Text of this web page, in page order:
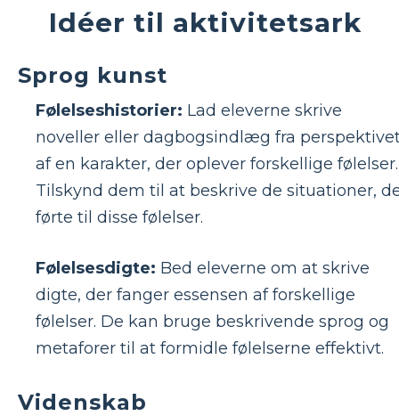
Idéer til aktivitetsark
Sprog kunst
Følelseshistorier: Lad eleverne skrive
noveller eller dagbogsindlæg fra
af en karakter, der oplever forskellige følelser.
Tilskynd dem til at beskrive de situationer,
førte til disse følelser.
Følelsesdigte: Bed eleverne om at skrive
digte, der fanger essensen af ​​forskellige
følelser. De kan bruge beskrivende sprog og
metaforer til at formidle følelserne effektivt.
Videnskab